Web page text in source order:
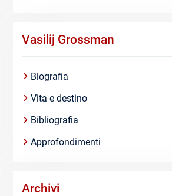
Vasilij Grossman
Biografia
Vita e destino
Bibliografia
Approfondimenti
Archivi